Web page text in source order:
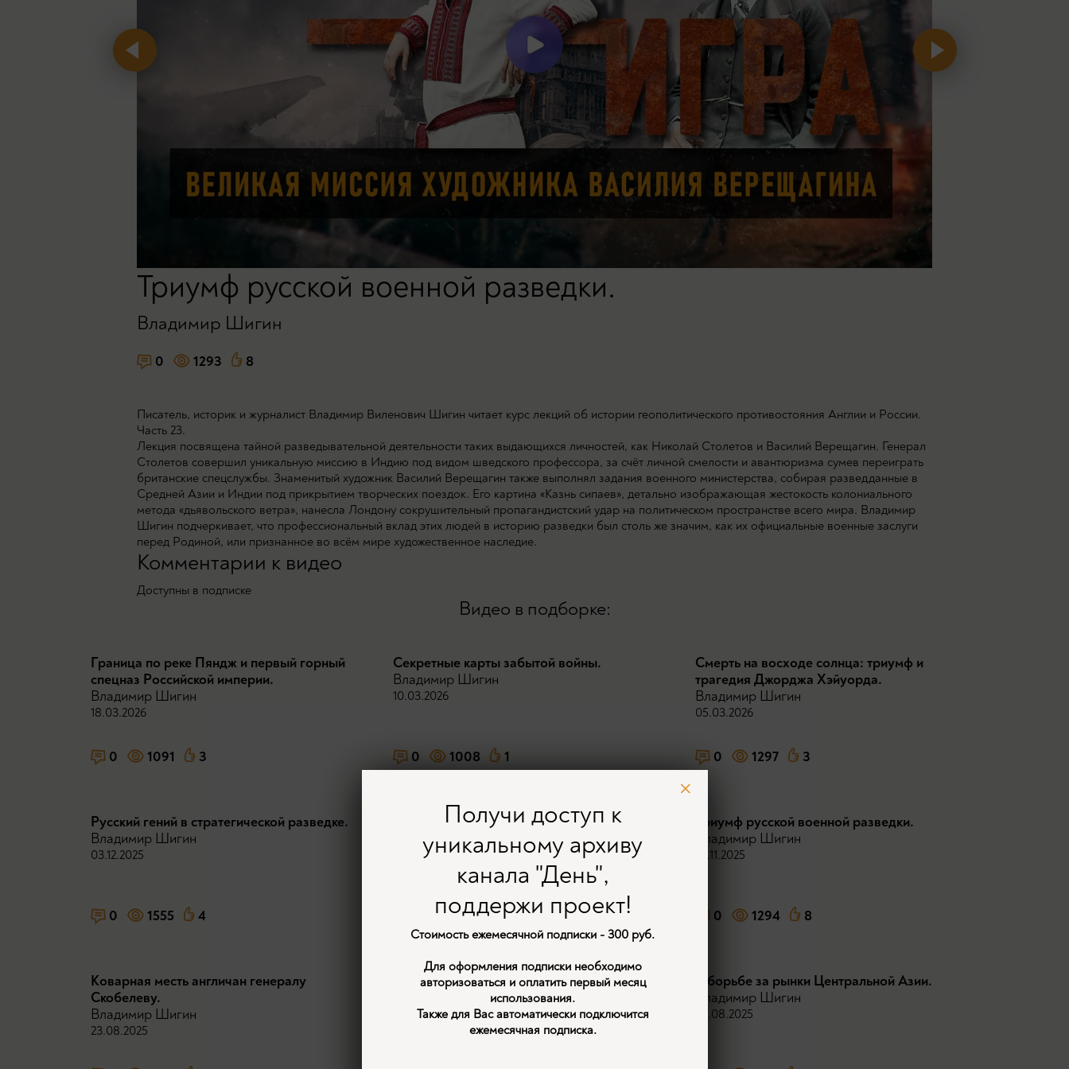
Триумф русской военной разведки.
Владимир Шигин
0 1293 8
Писатель, историк и журналист Владимир Виленович Шигин читает курс лекций об истории геополитического противостояния Англии и России.
Часть 23.
Лекция посвящена тайной разведывательной деятельности таких выдающихся личностей, как Николай Столетов и Василий Верещагин. Генерал
Столетов совершил уникальную миссию в Индию под видом шведского профессора, за счёт личной смелости и авантюризма сумев переиграть
британские спецслужбы. Знаменитый художник Василий Верещагин также выполнял задания военного министерства, собирая разведданные в
Средней Азии и Индии под прикрытием творческих поездок. Его картина «Казнь сипаев», детально изображающая жестокость колониального
метода «дьявольского ветра», нанесла Лондону сокрушительный пропагандистский удар на политическом пространстве всего мира. Владимир
Шигин подчеркивает, что профессиональный вклад этих людей в историю разведки был столь же значим, как их официальные военные заслуги
перед Родиной, или признанное во всём мире художественное наследие.
Комментарии к видео
Доступны в подписке
Видео в подборке:
Граница по реке Пяндж и первый горный
спецназ Российской империи.
Владимир Шигин
18.03.2026
0 1091 3
Секретные карты забытой войны.
Владимир Шигин
10.03.2026
0 1008 1
Смерть на восходе солнца: триумф и
трагедия Джорджа Хэйуорда.
Владимир Шигин
05.03.2026
0 1297 3
Русский гений в стратегической разведке.
Владимир Шигин
03.12.2025
0 1555 4
Кем был этот удивительный человек - ученым
или разведчиком?
Владимир Шигин
1179 8
Триумф русской военной разведки.
Владимир Шигин
26.11.2025
0 1294 8
Коварная месть англичан генералу
Скобелеву.
Владимир Шигин
23.08.2025
Русский бунт в семье королевы Виктории.
Владимир Шигин
12.08.2025
В борьбе за рынки Центральной Азии.
Владимир Шигин
07.08.2025
Получи доступ к
уникальному архиву
канала "День",
поддержи проект!
Стоимость ежемесячной подписки - 300 руб.
Для оформления подписки необходимо
авторизоваться и оплатить первый месяц
использования.
Также для Вас автоматически подключится
ежемесячная подписка.